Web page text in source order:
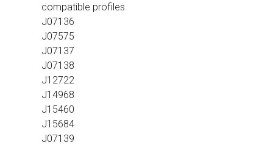
compatible profiles
J07136
J07575
J07137
J07138
J12722
J14968
J15460
J15684
J07139